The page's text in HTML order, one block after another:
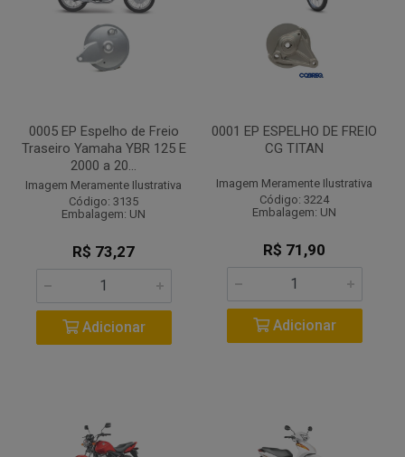
0005 EP Espelho de Freio
Traseiro Yamaha YBR 125 E
2000 a 20...
Imagem Meramente Ilustrativa
Código: 3135
Embalagem: UN
R$ 73,27
Adicionar
0001 EP ESPELHO DE FREIO
CG TITAN
Imagem Meramente Ilustrativa
Código: 3224
Embalagem: UN
R$ 71,90
Adicionar